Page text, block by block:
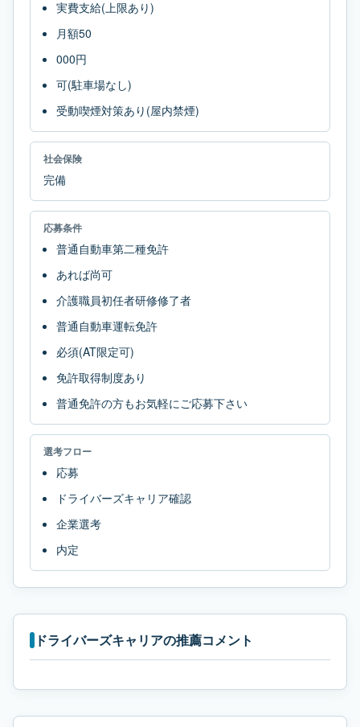
実費支給(上限あり)
月額50
000円
可(駐車場なし)
受動喫煙対策あり(屋内禁煙)
社会保険
完備
応募条件
普通自動車第二種免許
あれば尚可
介護職員初任者研修修了者
普通自動車運転免許
必須(AT限定可)
免許取得制度あり
普通免許の方もお気軽にご応募下さい
選考フロー
応募
ドライバーズキャリア確認
企業選考
内定
ドライバーズキャリアの推薦コメント